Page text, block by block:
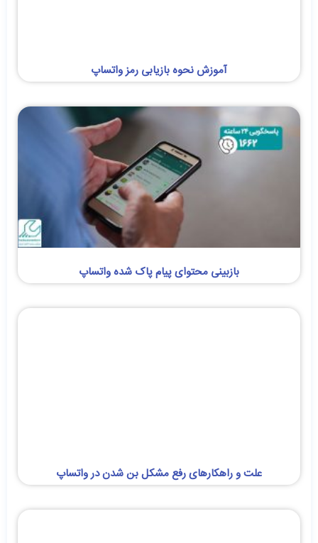
آموزش نحوه بازیابی رمز واتساپ
بازبینی محتوای پیام پاک شده واتساپ
علت و راهکارهای رفع مشکل بن شدن در واتساپ